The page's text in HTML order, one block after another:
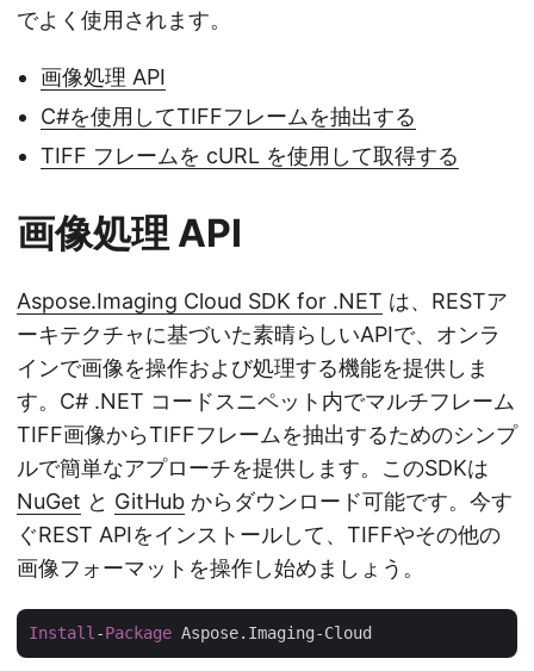
でよく使用されます。
画像処理 API
C#を使用してTIFFフレームを抽出する
TIFF フレームを cURL を使用して取得する
画像処理 API
Aspose.Imaging Cloud SDK for .NET は、RESTア
ーキテクチャに基づいた素晴らしいAPIで、オンラ
インで画像を操作および処理する機能を提供しま
す。C# .NET コードスニペット内でマルチフレーム
TIFF画像からTIFFフレームを抽出するためのシンプ
ルで簡単なアプローチを提供します。このSDKは
NuGet と GitHub からダウンロード可能です。今す
ぐREST APIをインストールして、TIFFやその他の
画像フォーマットを操作し始めましょう。
Install -Package